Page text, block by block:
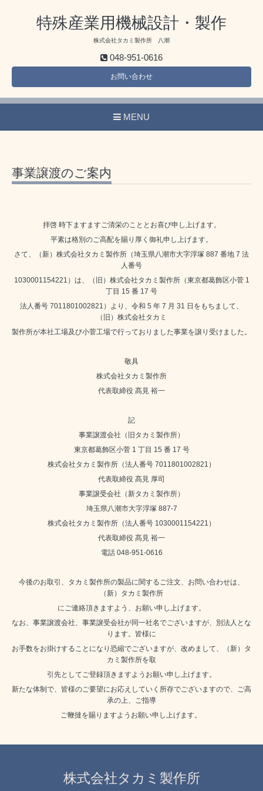
特殊産業用機械設計・製作
株式会社タカミ製作所 八潮
048-951-0616
お問い合わせ
MENU
事業譲渡のご案内
拝啓 時下ますますご清栄のこととお喜び申し上げます。
平素は格別のご高配を賜り厚く御礼申し上げます。
さて、（新）株式会社タカミ製作所（埼玉県八潮市大字浮塚 887 番地 7 法
人番号
1030001154221）は、（旧）株式会社タカミ製作所（東京都葛飾区小菅 1
丁目 15 番 17 号
法人番号 7011801002821）より、令和 5 年 7 月 31 日をもちまして、
（旧）株式会社タカミ
製作所が本社工場及び小菅工場で行っておりました事業を譲り受けました。
敬具
株式会社タカミ製作所
代表取締役 髙見 裕一
記
事業譲渡会社（旧タカミ製作所）
東京都葛飾区小菅 1 丁目 15 番 17 号
株式会社タカミ製作所（法人番号 7011801002821）
代表取締役 髙見 厚司
事業譲受会社（新タカミ製作所）
埼玉県八潮市大字浮塚 887-7
株式会社タカミ製作所（法人番号 1030001154221）
代表取締役 髙見 裕一
電話 048-951-0616
今後のお取引、タカミ製作所の製品に関するご注文、お問い合わせは、
（新）タカミ製作所
にご連絡頂きますよう、お願い申し上げます。
なお、事業譲渡会社、事業譲受会社が同一社名でございますが、別法人とな
ります。皆様に
お手数をお掛けすることになり恐縮でございますが、改めまして、（新）タ
カミ製作所を取
引先としてご登録頂きますようお願い申し上げます。
新たな体制で、皆様のご要望にお応えしていく所存でございますので、ご高
承の上、ご指導
ご鞭撻を賜りますようお願い申し上げます。
株式会社タカミ製作所